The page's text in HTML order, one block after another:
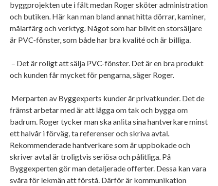
byggprojekten ute i fält medan Roger sköter administration
och butiken. Här kan man bland annat hitta dörrar, kaminer,
målarfärg och verktyg. Något som har blivit en storsäljare
är PVC-fönster, som både har bra kvalité och är billiga.
– Det är roligt att sälja PVC-fönster. Det är en bra produkt
och kunden får mycket för pengarna, säger Roger.
Merparten av Byggexperts kunder är privatkunder. Det de
främst arbetar med är att lägga om tak och bygga om
badrum. Roger tycker man ska anlita sina hantverkare minst
ett halvår i förväg, ta referenser och skriva avtal.
Rekommenderade hantverkare som är uppbokade och
skriver avtal är troligtvis seriösa och pålitliga. På
Byggexperten gör man detaljerade offerter. Dessa kan vara
svåra för lekmän att förstå. Därför är kommunikation